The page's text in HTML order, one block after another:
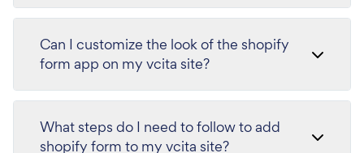
Can I customize the look of the shopify
form app on my vcita site?
What steps do I need to follow to add
shopify form to my vcita site?